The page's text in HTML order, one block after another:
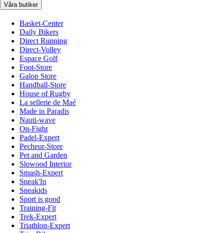
Våra butiker
Basket-Center
Daily Bikers
Direct Running
Direct-Volley
Espace Golf
Foot-Store
Galop Store
Handball-Store
House of Rugby
La sellerie de Maé
Made in Paradis
Nauti-wave
On-Fight
Padel-Expert
Pecheur-Store
Pet and Garden
Slowood Interior
Smash-Expert
Sneak'In
Sneakids
Sport is good
Training-Fit
Trek-Expert
Triathlon-Expert